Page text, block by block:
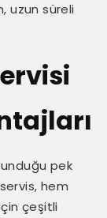
uzun süreli
pek
hem
çeşitli